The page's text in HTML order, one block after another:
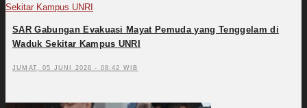
SAR Gabungan Evakuasi Mayat Pemuda yang Tenggelam di
Waduk Sekitar Kampus UNRI
JUMAT, 05 JUNI 2026 - 08:42 WIB